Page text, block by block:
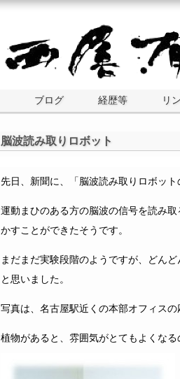
ブログ 経歴等 リ
脳波読み取りロボット
先日、新聞に、「脳波読み取りロボッ
運動まひのある方の脳波の信号を読み
かすことができたそうです。
まだまだ実験段階のようですが、どん
と思いました。
写真は、名古屋駅近くの本部オフィスの
植物があると、雰囲気がとてもよくな